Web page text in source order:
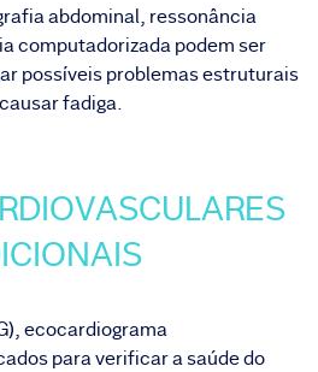
abdominal, ressonância
computadorizada podem ser
possíveis problemas estruturais
fadiga.
ecocardiograma
para verificar a saúde do